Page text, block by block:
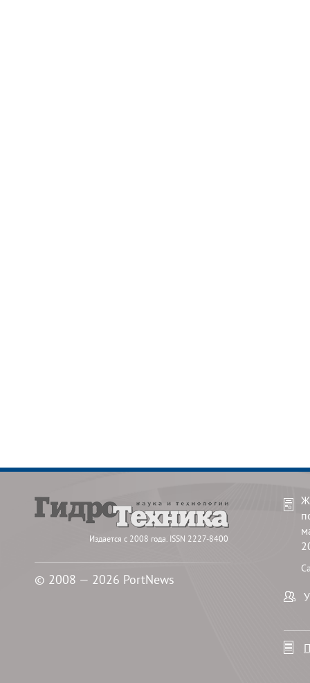
Издается с 2008 года. ISSN 2227-8400
© 2008 — 2026 PortNews